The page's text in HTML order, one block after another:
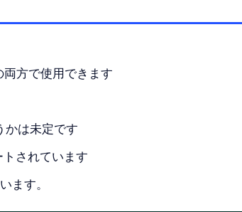
方で使用できます
かは未定です
されています
ます。